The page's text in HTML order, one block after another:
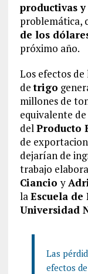
productivas
problemática,
de los
próximo año.
Los efectos
detrigo
millones de
equivalente
delProducto
de
dejarían de
trabajo
Ciancioy
laEscuela
Universidad
Las
efectos